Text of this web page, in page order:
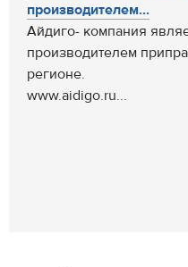
производителем...
Айдиго- компания
производителем
регионе.
www.aidigo.ru...